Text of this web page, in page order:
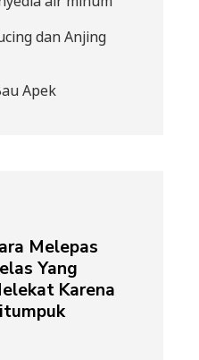
dan Anjing
Apek
Melepas
Yang
Karena